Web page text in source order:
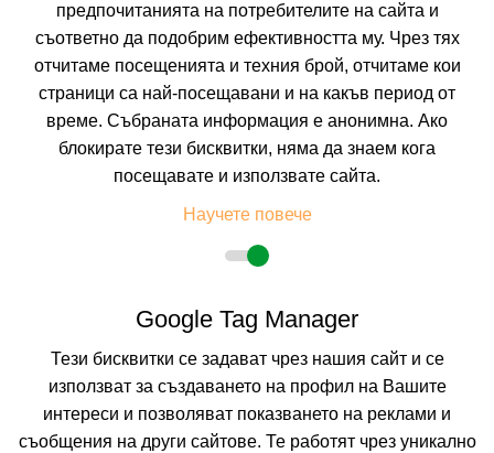
FAFA AQUA BLU HOTEL
ГОЛЕМ, ТИРАНА, АЛБАНИЯ Покажи на картата
(от 3 мнения на клиенти)
цена от 294.35 лв. /150.50 €
На изплащане с
Пълно описание на хотела
КАЛКУЛИРАЙ ЦЕНА
предпочитанията на потребителите на сайта и
съответно да подобрим ефективността му. Чрез тях
отчитаме посещенията и техния брой, отчитаме кои
страници са най-посещавани и на какъв период от
време. Събраната информация е анонимна. Ако
блокирате тези бисквитки, няма да знаем кога
посещавате и използвате сайта.
Научете повече
Google Tag Manager
Тези бисквитки се задават чрез нашия сайт и се
използват за създаването на профил на Вашите
интереси и позволяват показването на реклами и
съобщения на други сайтове. Те работят чрез уникално